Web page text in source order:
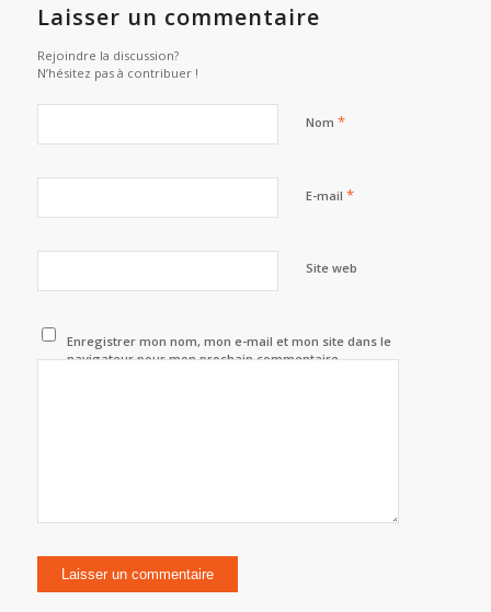
Laisser un commentaire
Rejoindre la discussion?
N’hésitez pas à contribuer !
Nom *
E-mail *
Site web
Enregistrer mon nom, mon e-mail et mon site dans le
navigateur pour mon prochain commentaire.